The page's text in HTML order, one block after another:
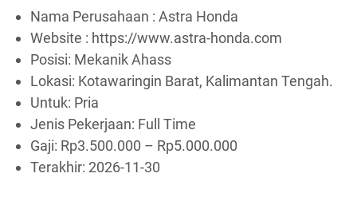
Nama Perusahaan : Astra Honda
Website : https://www.astra-honda.com
Posisi: Mekanik Ahass
Lokasi: Kotawaringin Barat, Kalimantan Tengah.
Untuk: Pria
Jenis Pekerjaan: Full Time
Gaji: Rp3.500.000 – Rp5.000.000
Terakhir: 2026-11-30